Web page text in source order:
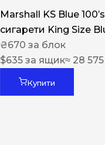
Marshall KS Blue
сигарети King Size
₴670 за блок
$635 за ящик≈ 28
Купити